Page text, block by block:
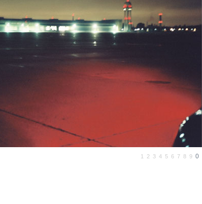
1 2 3 4 5 6 7 8 9 0